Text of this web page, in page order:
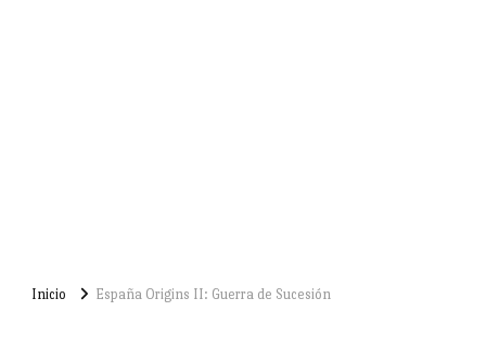
Inicio España Origins II: Guerra de Sucesión